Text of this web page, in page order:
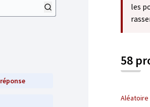
les
58
Aléatoire